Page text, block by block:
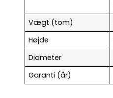
Vægt (tom)
Højde
Diameter
Garanti (år)